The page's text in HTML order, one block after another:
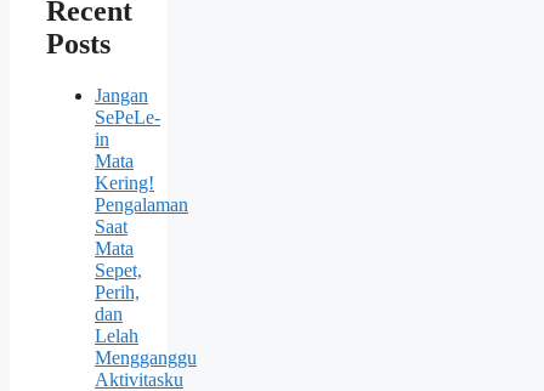
Recent
Posts
Jangan
SePeLe-
in
Mata
Kering!
Pengalaman
Saat
Mata
Sepet,
Perih,
dan
Lelah
Mengganggu
Aktivitasku